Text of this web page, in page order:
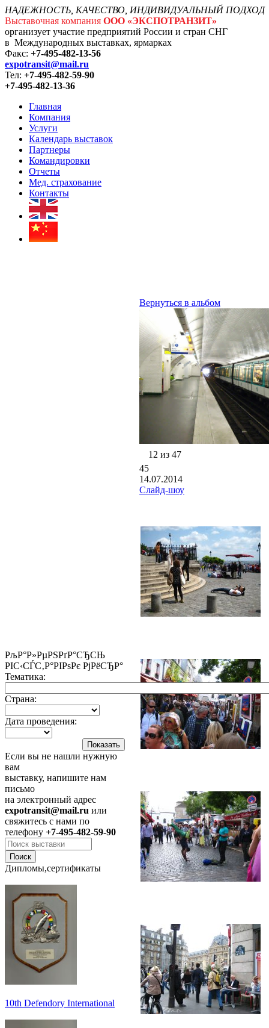
НАДЕЖНОСТЬ, КАЧЕСТВО, ИНДИВИДУАЛЬНЫЙ ПОДХОД
Выставочная компания ООО «ЭКСПОТРАНЗИТ»
организует участие предприятий России и стран СНГ
в Международных выставках, ярмарках
Факс: +7-495-482-13-56
expotransit@mail.ru
Тел: +7-495-482-59-90
+7-495-482-13-36
Главная
Компания
Услуги
Календарь выставок
Партнеры
Командировки
Отчеты
Мед. страхование
Контакты
Вернуться в альбом
12 из 47
45
14.07.2014
Слайд-шоу
РљР°Р»РµРЅРґР°СЂСЊ
РІС‹СЃС‚Р°РІРѕРє РјРёСЂР°
Тематика:
Страна:
Дата проведения:
Если вы не нашли нужную
вам
выставку, напишите нам
письмо
на электронный адрес
expotransit@mail.ru или
свяжитесь с нами по
телефону +7-495-482-59-90
Дипломы,сертификаты
10th Defendory International